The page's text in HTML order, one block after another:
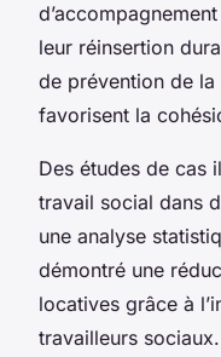
leur réinsertion
de prévention de
favorisent la
Des études de cas
travail social dans
une analyse
démontré une
locatives grâce à
travailleurs